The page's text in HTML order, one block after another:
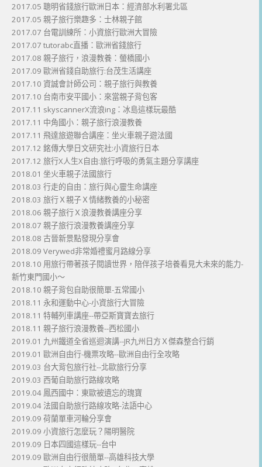
2017.05 聰明省錢旅行歐洲日本：經濟部水利署北區
2017.05 親子旅行樂趣多：士林親子館
2017.07 台電訓練所：小資旅行歐洲大冒險
2017.07 tutorabc直播：歐洲省錢旅行
2017.08 親子旅行，浪漫教養：螢橋國小
2017.09 歐洲省錢自助旅行:台茂生活講座
2017.10 資誠會計師公司：親子旅行與教養
2017.10 台南市安平國小：來當親子背包客
2017.11 skyscannerX流浪ing：冰島這樣玩最酷
2017.11 中角國小：親子旅行浪漫教養
2017.11 飛達旅遊聯合講座：坐火車親子遊法國
2017.12 銘傳大學日文研究社:小資旅行日本
2017.12 旅行X人生X自由:旅行呼吸的勇氣主題分享講座
2018.01 坐火車親子法國旅行
2018.03 行走的自由：旅行與心靈生命講座
2018.03 旅行Ｘ親子Ｘ情緒教養的小秘密
2018.06 親子旅行Ｘ浪漫教養講座分享
2018.07 親子旅行浪漫教養講座分享
2018.08 古晉新景點發現分享會
2018.09 Verywed非常婚禮蜜月路線分享
2018.10 用旅行帶著孩子閱讀世界，陪伴孩子培養看見大未來的能力-
新竹東門國小～
2018.10 親子背包自助很簡單-五常國小
2018.11 永和運動中心-小資旅行大冒險
2018.11 特輔列車講座--帶亞斯寶寶去旅行
2018.11 親子旅行浪漫教養--西松國小
2019.01 九州鐵道全省巡迴演講--JR九州日方Ｘ傑森整合行銷
2019.01 歐洲自由行-機票攻略--歐洲自由行全攻略
2019.03 台大背包旅行社--北歐旅行分享
2019.03 西葡自助旅行路線攻略
2019.04 鳳西國中：東歐被遺忘的瑰寶
2019.04 法國自助旅行路線攻略-法語中心
2019.09 荷蘭單車河輪分享會
2019.09 小資旅行怎麼玩？陽明醫院
2019.09 日本四國這樣玩--台中
2019.09 歐洲自由行很簡單--高雄科技大學